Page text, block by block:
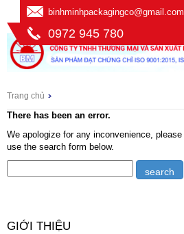
binhminhpackagingco@gmail.com
0972 945 780
Trang chủ
There has been an error.
We apologize for any inconvenience, please
use the search form below.
GIỚI THIỆU